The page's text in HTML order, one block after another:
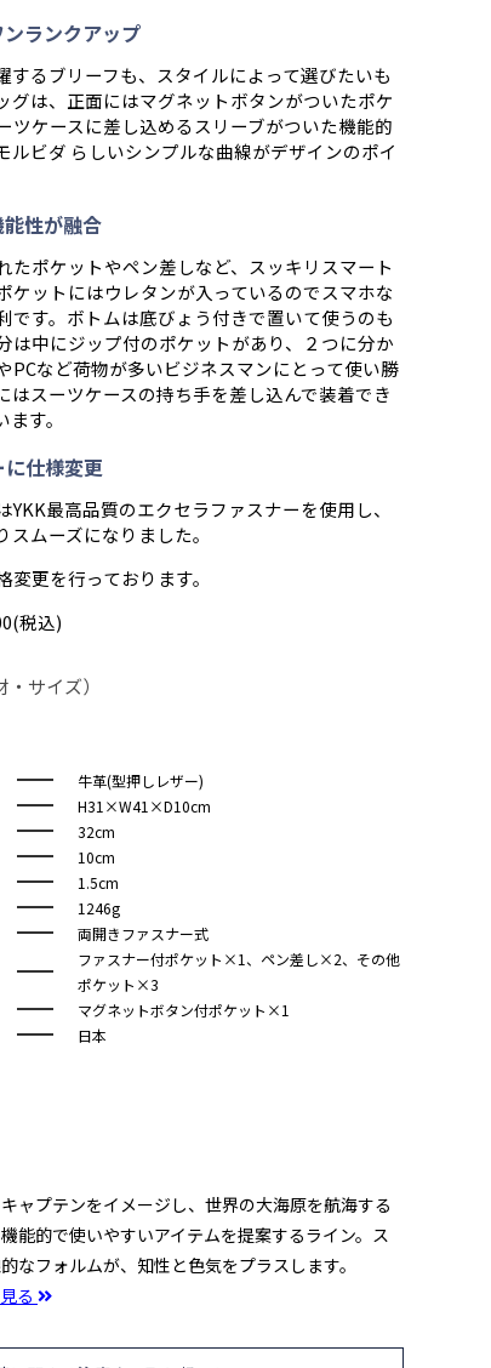
ランクアップ
するブリーフも、スタイルによって選びたいも
グは、正面にはマグネットボタンがついたポケ
ツケースに差し込めるスリーブがついた機能的
ルビダ らしいシンプルな曲線がデザインのポイ
性が融合
たポケットやペン差しなど、スッキリスマート
ケットにはウレタンが入っているのでスマホな
です。ボトムは底びょう付きで置いて使うのも
は中にジップ付のポケットがあり、２つに分か
PCなど荷物が多いビジネスマンにとって使い勝
はスーツケースの持ち手を差し込んで装着でき
す。
仕様変更
YKK最高品質のエクセラファスナーを使用し、
ムーズになりました。
更を行っております。
税込)
サイズ）
牛革(型押しレザー)
H31×W41×D10cm
32cm
10cm
1.5cm
1246g
両開きファスナー式
ファスナー付ポケット×1、ペン差し×2、その他
ポケット×3
マグネットボタン付ポケット×1
日本
ャプテンをイメージし、世界の大海原を航海する
能的で使いやすいアイテムを提案するライン。ス
なフォルムが、知性と色気をプラスします。
る